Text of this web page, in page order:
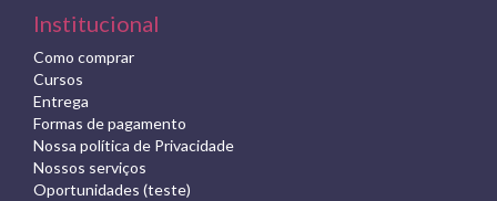
Institucional
Como comprar
Cursos
Entrega
Formas de pagamento
Nossa política de Privacidade
Nossos serviços
Oportunidades (teste)